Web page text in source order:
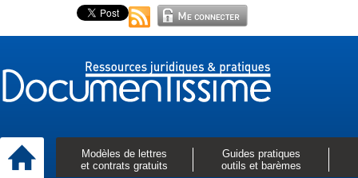
Modèles de lettres
et contrats gratuits
Guides pratiques
outils et barèmes